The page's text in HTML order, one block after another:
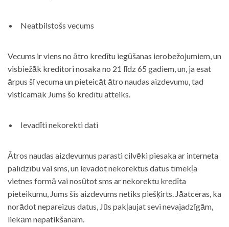
Neatbilstošs vecums
Vecums ir viens no ātro kredītu iegūšanas ierobežojumiem, un
visbiežāk kreditori nosaka no 21 līdz 65 gadiem, un, ja esat
ārpus šī vecuma un pieteicāt ātro naudas aizdevumu, tad
visticamāk Jums šo kredītu atteiks.
Ievadīti nekorekti dati
Ātros naudas aizdevumus parasti cilvēki piesaka ar interneta
palīdzību vai sms, un ievadot nekorektus datus tīmekļa
vietnes formā vai nosūtot sms ar nekorektu kredīta
pieteikumu, Jums šis aizdevums netiks piešķirts. Jāatceras, ka
norādot nepareizus datus, Jūs pakļaujat sevi nevajadzīgām,
liekām nepatikšanām.